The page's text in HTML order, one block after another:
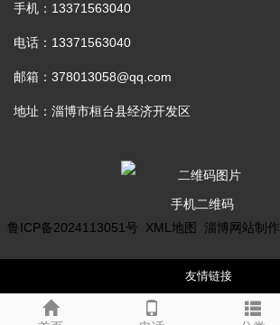
手机：13371563040
电话：13371563040
邮箱：378013058@qq.com
地址：淄博市桓台县经济开发区
手机二维码
鲁ICP备2024113051号
XML地图 淄博网站制作
友情链接